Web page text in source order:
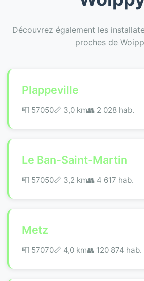
Découvrez également les
proches de
Plappeville
📮 57050📏 3,0 km👥 2 028 hab.
Le Ban-Saint-Martin
📮 57050📏 3,2 km👥 4 617 hab.
Metz
📮 57070📏 4,0 km👥 120 874 hab.